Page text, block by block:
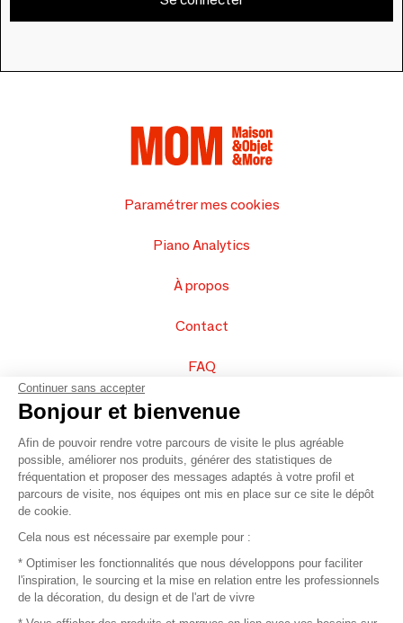
Paramétrer mes cookies
Piano Analytics
À propos
Contact
FAQ
Vendez vos produits
Plan du site
© 2016 –Organisation SAFI
Recrutement
Continuer sans accepter
Bonjour et bienvenue
Afin de pouvoir rendre votre parcours de visite le plus agréable
possible, améliorer nos produits, générer des statistiques de
fréquentation et proposer des messages adaptés à votre profil et
parcours de visite, nos équipes ont mis en place sur ce site le dépôt
de cookie.
Cela nous est nécessaire par exemple pour :
* Optimiser les fonctionnalités que nous développons pour faciliter
l'inspiration, le sourcing et la mise en relation entre les professionnels
de la décoration, du design et de l'art de vivre